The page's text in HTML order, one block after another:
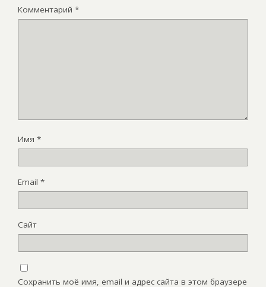
Комментарий *
Имя *
Email *
Сайт
Сохранить моё имя, email и адрес сайта в этом браузере